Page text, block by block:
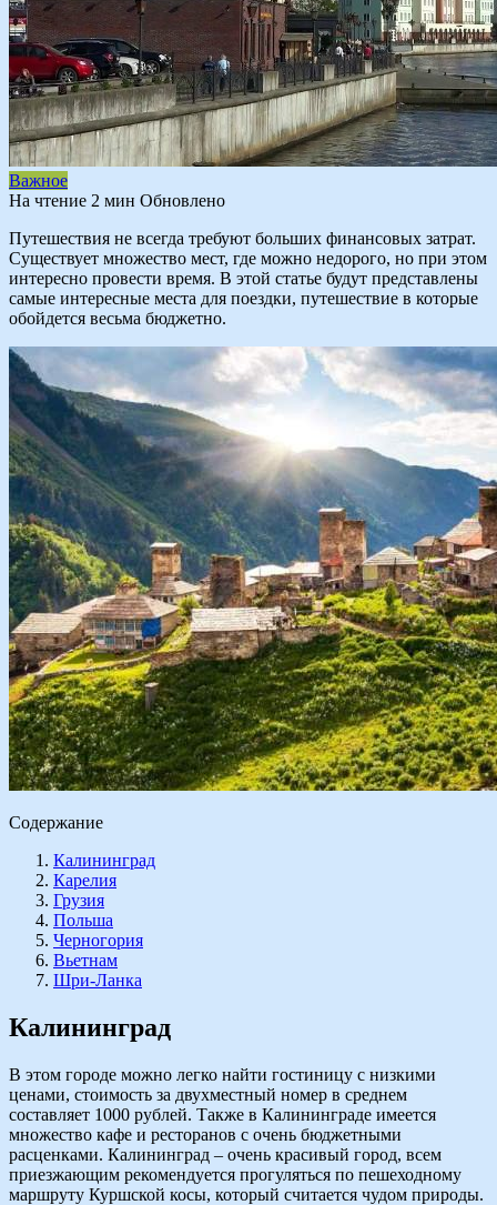
Важное
На чтение 2 мин Обновлено
Путешествия не всегда требуют больших финансовых затрат.
Существует множество мест, где можно недорого, но при этом
интересно провести время. В этой статье будут представлены
самые интересные места для поездки, путешествие в которые
обойдется весьма бюджетно.
Содержание
Калининград
Карелия
Грузия
Польша
Черногория
Вьетнам
Шри-Ланка
Калининград
В этом городе можно легко найти гостиницу с низкими
ценами, стоимость за двухместный номер в среднем
составляет 1000 рублей. Также в Калининграде имеется
множество кафе и ресторанов с очень бюджетными
расценками. Калининград – очень красивый город, всем
приезжающим рекомендуется прогуляться по пешеходному
маршруту Куршской косы, который считается чудом природы.